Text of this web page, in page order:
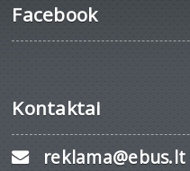
Facebook
Kontaktai
reklama@ebus.lt